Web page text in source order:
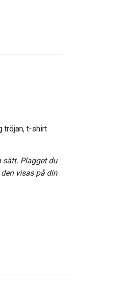
tröjan, t-shirt
sätt. Plagget du
visas på din